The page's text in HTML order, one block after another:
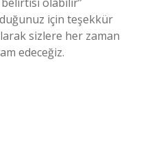
için teşekkür
sizlere her zaman
edeceğiz.